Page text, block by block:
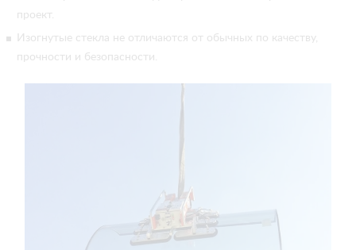
проект.
Изогнутые стекла не отличаются от обычных по качеству,
прочности и безопасности.